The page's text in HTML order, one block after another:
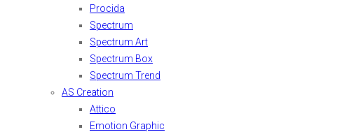
Procida
Spectrum
Spectrum Art
Spectrum Box
Spectrum Trend
AS Creation
Attico
Emotion Graphic